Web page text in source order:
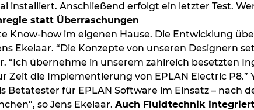
installiert. Anschließend erfolgt ein letzter Test.
statt Überraschungen
Know-how im eigenen Hause. Die Entwicklung
Ekelaar. “Die Konzepte von unseren Designern
“Ich übernehme in unserem zahlreich besetzten
Zeit die Implementierung von EPLAN Electric P8.”
Betatester für EPLAN Software im Einsatz – nach
so Jens Ekelaar. Auch Fluidtechnik